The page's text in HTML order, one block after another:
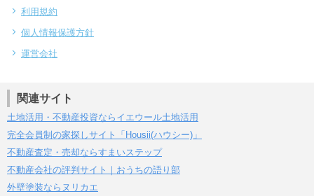
利用規約
個人情報保護方針
運営会社
関連サイト
土地活用・不動産投資ならイエウール土地活用
完全会員制の家探しサイト「Housii(ハウシー)」
不動産査定・売却ならすまいステップ
不動産会社の評判サイト｜おうちの語り部
外壁塗装ならヌリカエ